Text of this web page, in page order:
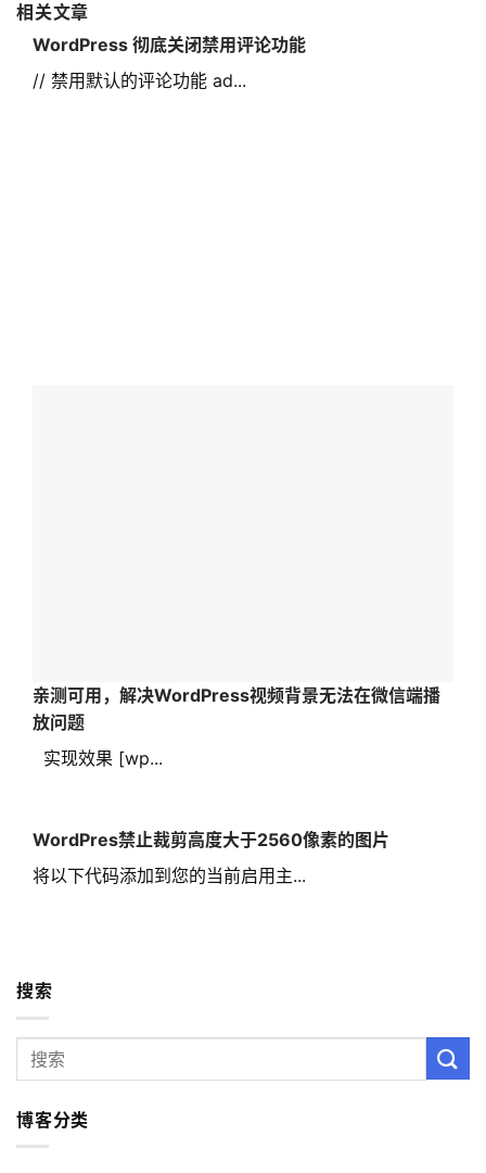
相关文章
WordPress 彻底关闭禁用评论功能
// 禁用默认的评论功能 ad...
亲测可用，解决WordPress视频背景无法在微信端播
放问题
实现效果 [wp...
WordPres禁止裁剪高度大于2560像素的图片
将以下代码添加到您的当前启用主...
搜索
博客分类